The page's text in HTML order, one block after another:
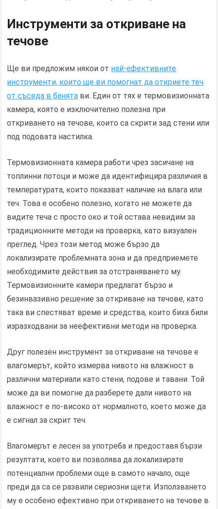
Инструменти за откриване на
течове
Ще ви предложим някои от най-ефективните
инструменти, които ще ви помогнат да откриете теч
от съседа в банята ви. Един от тях е термовизионната
камера, която е изключително полезна при
откриването на течове, които са скрити зад стени или
под подовата настилка.
Термовизионната камера работи чрез засичане на
топлинни потоци и може да идентифицира различия в
температурата, които показват наличие на влага или
теч. Това е особено полезно, когато не можете да
видите теча с просто око и той остава невидим за
традиционните методи на проверка, като визуален
преглед. Чрез този метод може бързо да
локализирате проблемната зона и да предприемете
необходимите действия за отстраняването му.
Термовизионните камери предлагат бързо и
безинвазивно решение за откриване на течове, като
така ви спестяват време и средства, които биха били
изразходвани за неефективни методи на проверка.
Друг полезен инструмент за откриване на течове е
влагомерът, който измерва нивото на влажност в
различни материали като стени, подове и тавани. Той
може да ви помогне да разберете дали нивото на
влажност е по-високо от нормалното, което може да
е сигнал за скрит теч.
Влагомерът е лесен за употреба и предоставя бързи
резултати, което ви позволява да локализирате
потенциални проблеми още в самото начало, още
преди да са се развили сериозни щети. Използването
му е особено ефективно при откриването на течове в